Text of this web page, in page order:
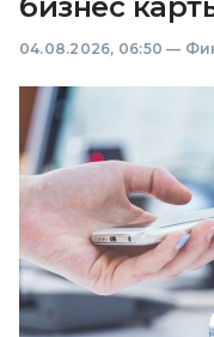
04.08.2026, 06:50 —